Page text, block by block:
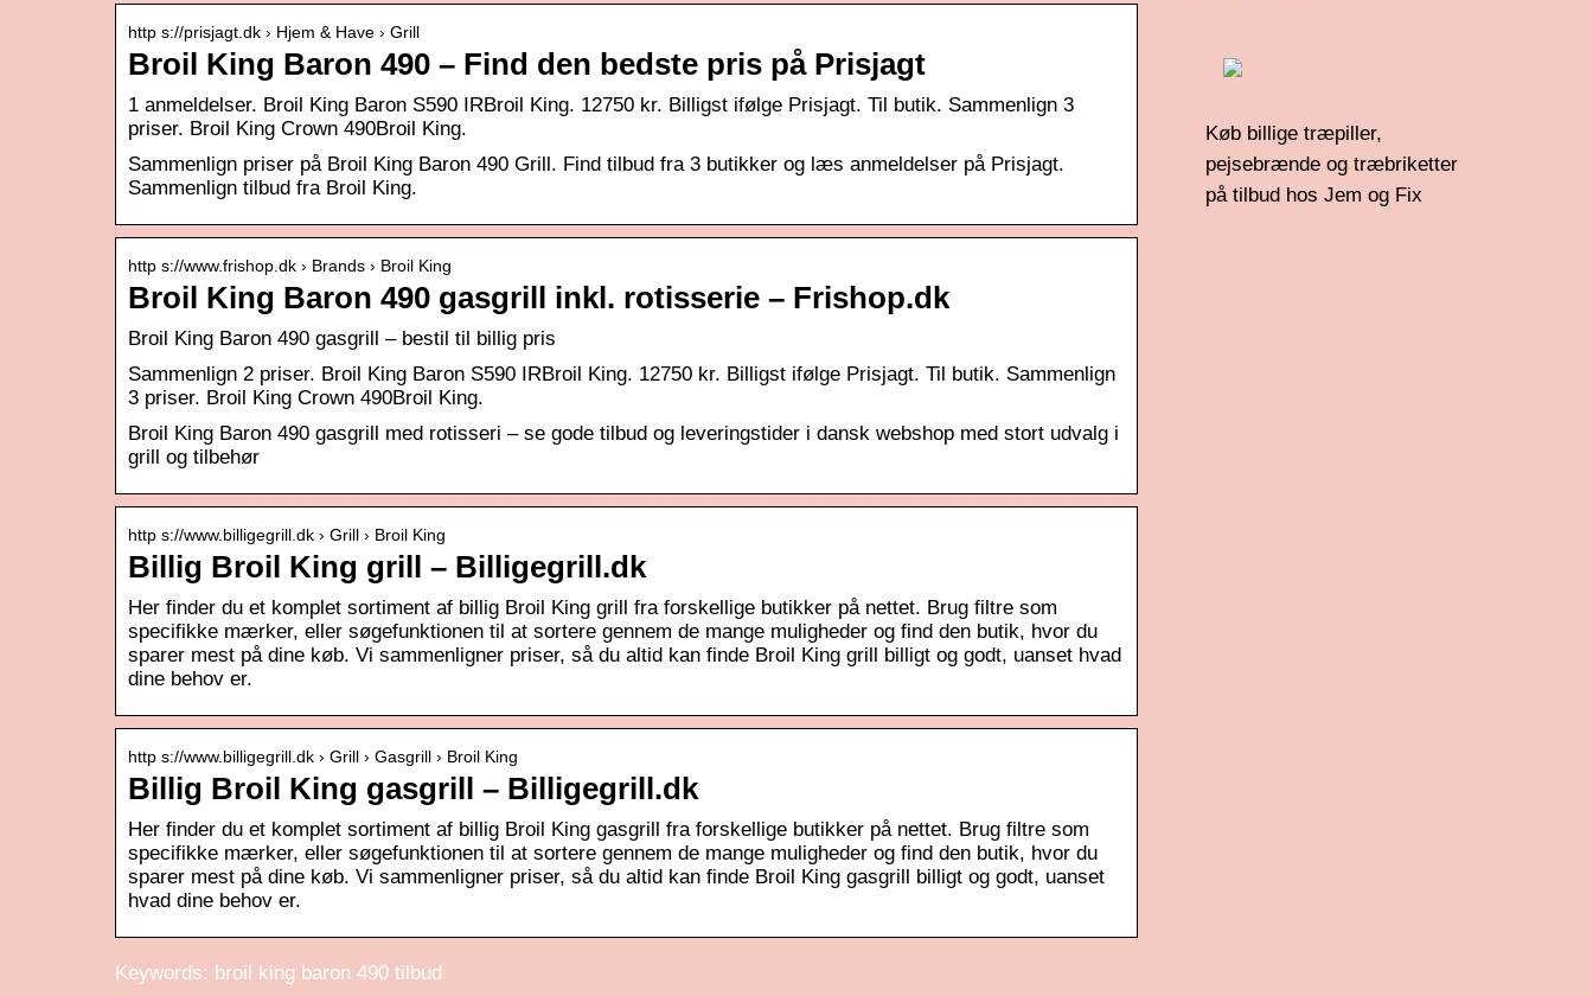
http s://prisjagt.dk › Hjem & Have › Grill
Broil King Baron 490 – Find den bedste pris på Prisjagt
1 anmeldelser. Broil King Baron S590 IRBroil King. 12750 kr. Billigst ifølge Prisjagt. Til butik. Sammenlign 3
priser. Broil King Crown 490Broil King.
Sammenlign priser på Broil King Baron 490 Grill. Find tilbud fra 3 butikker og læs anmeldelser på Prisjagt.
Sammenlign tilbud fra Broil King.
http s://www.frishop.dk › Brands › Broil King
Broil King Baron 490 gasgrill inkl. rotisserie – Frishop.dk
Broil King Baron 490 gasgrill – bestil til billig pris
Sammenlign 2 priser. Broil King Baron S590 IRBroil King. 12750 kr. Billigst ifølge Prisjagt. Til butik. Sammenlign
3 priser. Broil King Crown 490Broil King.
Broil King Baron 490 gasgrill med rotisseri – se gode tilbud og leveringstider i dansk webshop med stort udvalg i
grill og tilbehør
http s://www.billigegrill.dk › Grill › Broil King
Billig Broil King grill – Billigegrill.dk
Her finder du et komplet sortiment af billig Broil King grill fra forskellige butikker på nettet. Brug filtre som
specifikke mærker, eller søgefunktionen til at sortere gennem de mange muligheder og find den butik, hvor du
sparer mest på dine køb. Vi sammenligner priser, så du altid kan finde Broil King grill billigt og godt, uanset hvad
dine behov er.
http s://www.billigegrill.dk › Grill › Gasgrill › Broil King
Billig Broil King gasgrill – Billigegrill.dk
Her finder du et komplet sortiment af billig Broil King gasgrill fra forskellige butikker på nettet. Brug filtre som
specifikke mærker, eller søgefunktionen til at sortere gennem de mange muligheder og find den butik, hvor du
sparer mest på dine køb. Vi sammenligner priser, så du altid kan finde Broil King gasgrill billigt og godt, uanset
hvad dine behov er.
Keywords: broil king baron 490 tilbud
Køb billige træpiller,
pejsebrænde og træbriketter
på tilbud hos Jem og Fix